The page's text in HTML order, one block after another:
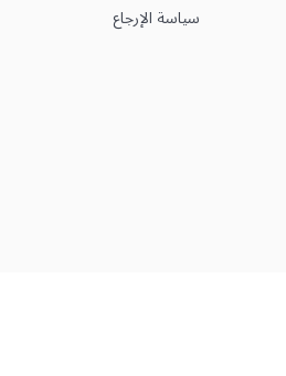
سياسة الإرجاع